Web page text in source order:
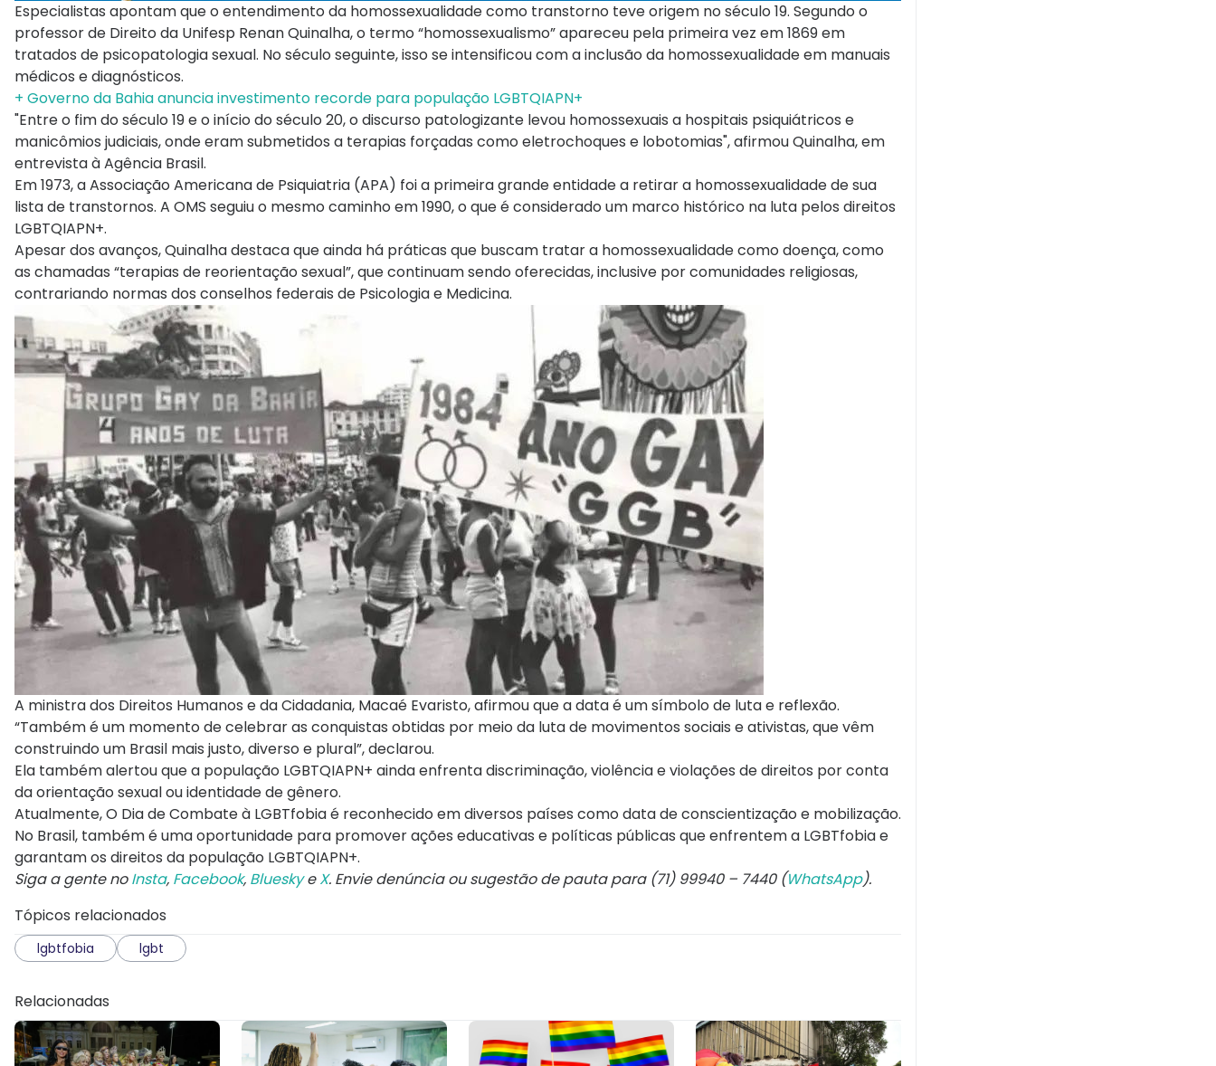
Especialistas apontam que o entendimento da homossexualidade como transtorno teve origem no século 19. Segundo o
professor de Direito da Unifesp Renan Quinalha, o termo “homossexualismo” apareceu pela primeira vez em 1869 em
tratados de psicopatologia sexual. No século seguinte, isso se intensificou com a inclusão da homossexualidade em manuais
médicos e diagnósticos.
+ Governo da Bahia anuncia investimento recorde para população LGBTQIAPN+
"Entre o fim do século 19 e o início do século 20, o discurso patologizante levou homossexuais a hospitais psiquiátricos e
manicômios judiciais, onde eram submetidos a terapias forçadas como eletrochoques e lobotomias", afirmou Quinalha, em
entrevista à Agência Brasil.
Em 1973, a Associação Americana de Psiquiatria (APA) foi a primeira grande entidade a retirar a homossexualidade de sua
lista de transtornos. A OMS seguiu o mesmo caminho em 1990, o que é considerado um marco histórico na luta pelos direitos
LGBTQIAPN+.
Apesar dos avanços, Quinalha destaca que ainda há práticas que buscam tratar a homossexualidade como doença, como
as chamadas “terapias de reorientação sexual”, que continuam sendo oferecidas, inclusive por comunidades religiosas,
contrariando normas dos conselhos federais de Psicologia e Medicina.
A ministra dos Direitos Humanos e da Cidadania, Macaé Evaristo, afirmou que a data é um símbolo de luta e reflexão.
“Também é um momento de celebrar as conquistas obtidas por meio da luta de movimentos sociais e ativistas, que vêm
construindo um Brasil mais justo, diverso e plural”, declarou.
Ela também alertou que a população LGBTQIAPN+ ainda enfrenta discriminação, violência e violações de direitos por conta
da orientação sexual ou identidade de gênero.
Atualmente, O Dia de Combate à LGBTfobia é reconhecido em diversos países como data de conscientização e mobilização.
No Brasil, também é uma oportunidade para promover ações educativas e políticas públicas que enfrentem a LGBTfobia e
garantam os direitos da população LGBTQIAPN+.
Siga a gente noInsta, Facebook, BlueskyeX. Envie denúncia ou sugestão de pauta para (71) 99940 – 7440 (WhatsApp).
Tópicos relacionados
lgbtfobia lgbt
Relacionadas